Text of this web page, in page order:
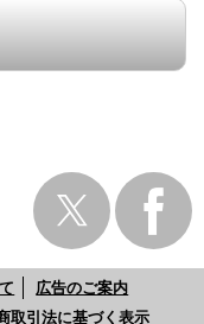
広告のご案内
取引法に基づく表示